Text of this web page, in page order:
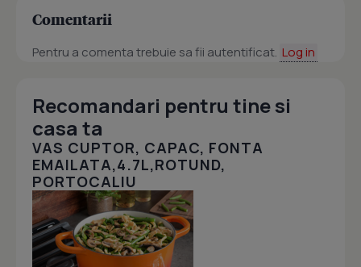
Comentarii
Pentru a comenta trebuie sa fii autentificat. Log in
Recomandari pentru tine si
casa ta
VAS CUPTOR, CAPAC, FONTA
EMAILATA,4.7L,ROTUND,
PORTOCALIU